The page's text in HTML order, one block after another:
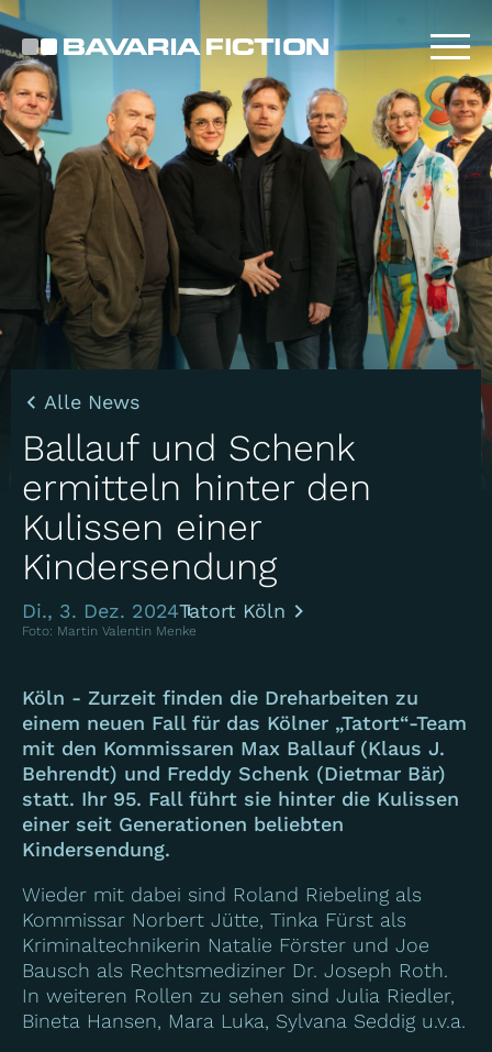
Direkt
zum
Inhalt
Alle News
Ballauf und Schenk
ermitteln hinter den
Kulissen einer
Kindersendung
Di., 3. Dez. 2024Tatort Köln
Foto: Martin Valentin Menke
Köln - Zurzeit finden die Dreharbeiten zu
einem neuen Fall für das Kölner „Tatort“-Team
mit den Kommissaren Max Ballauf (Klaus J.
Behrendt) und Freddy Schenk (Dietmar Bär)
statt. Ihr 95. Fall führt sie hinter die Kulissen
einer seit Generationen beliebten
Kindersendung.
Wieder mit dabei sind Roland Riebeling als
Kommissar Norbert Jütte, Tinka Fürst als
Kriminaltechnikerin Natalie Förster und Joe
Bausch als Rechtsmediziner Dr. Joseph Roth.
In weiteren Rollen zu sehen sind Julia Riedler,
Bineta Hansen, Mara Luka, Sylvana Seddig u.v.a.